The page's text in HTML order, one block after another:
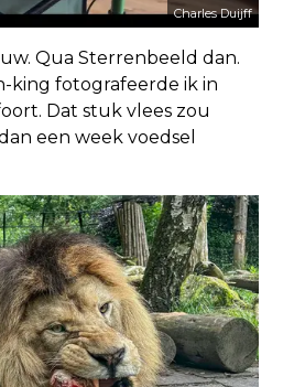
Charles Duijff
Qua Sterrenbeeld dan.
king fotografeerde ik in
Dat stuk vlees zou
een week voedsel